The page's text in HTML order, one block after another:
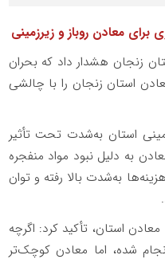
معادن روباز و زیرزمینی
زنجان هشدار داد که بحران
استان زنجان را با چالشی
استان به‌شدت تحت تأثیر
به دلیل نبود مواد منفجره
به‌شدت بالا رفته و توان
معادن استان، تأکید کرد: اگرچه
شده، اما معادن کوچک‌تر